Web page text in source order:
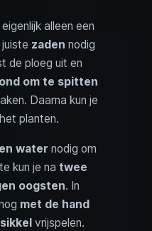
alleen een
zaden nodig
de ploeg uit en
om te spitten
Daarna kun je
planten.
water nodig om
kun je na twee
oogsten. In
met de hand
sikkel vrijspelen.